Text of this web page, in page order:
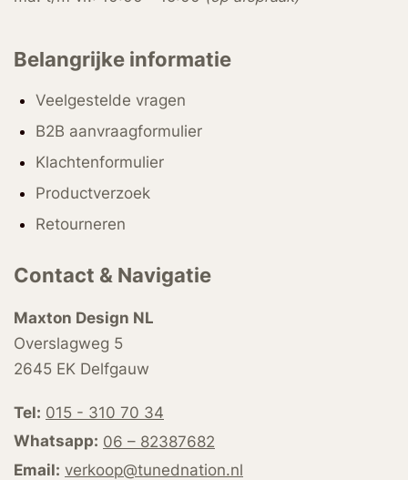
Belangrijke informatie
Veelgestelde vragen
B2B aanvraagformulier
Klachtenformulier
Productverzoek
Retourneren
Contact & Navigatie
Maxton Design NL
Overslagweg 5
2645 EK Delfgauw
Tel: 015 - 310 70 34
Whatsapp: 06 – 82387682
Email: verkoop@tunednation.nl